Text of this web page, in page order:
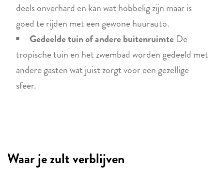
deels onverhard en kan wat hobbelig zijn maar is
goed te rijden met een gewone huurauto.
Gedeelde tuin of andere buitenruimteDe
tropische tuin en het zwembad worden gedeeld met
andere gasten wat juist zorgt voor een gezellige
sfeer.
Waar je zult verblijven